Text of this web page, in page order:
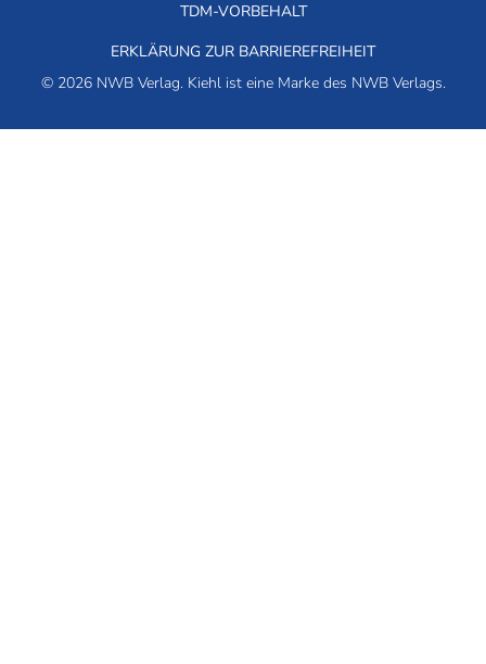
© 2026 NWB Verlag. Kiehl ist eine Marke des NWB Verlags.
TDM-VORBEHALT
ERKLÄRUNG ZUR BARRIEREFREIHEIT